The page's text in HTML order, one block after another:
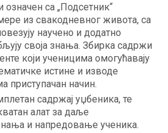
са „Подсетник“
из свакодневног живота, са
научено и додатно
своја знања. Збирка садржи
који ученицима омогућавају
истине и изводе
приступачан начин.
садржај уџбеника, те
алат за даље
и напредовање ученика.